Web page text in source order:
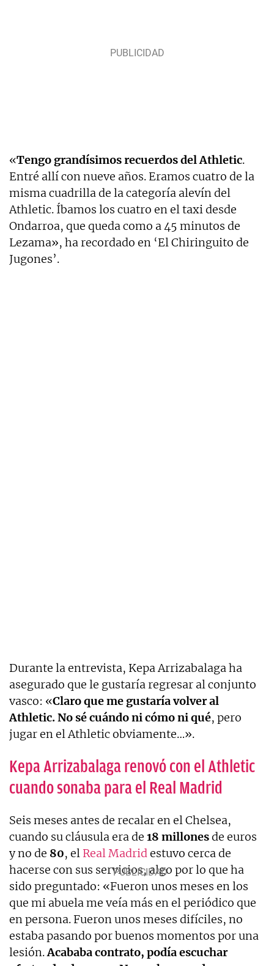
«Tengo grandísimos recuerdos del Athletic.
Entré allí con nueve años. Eramos cuatro de la
misma cuadrilla de la categoría alevín del
Athletic. Íbamos los cuatro en el taxi desde
Ondarroa, que queda como a 45 minutos de
Lezama», ha recordado en ‘El Chiringuito de
Jugones’.
Durante la entrevista, Kepa Arrizabalaga ha
asegurado que le gustaría regresar al conjunto
vasco: «Claro que me gustaría volver al
Athletic. No sé cuándo ni cómo ni qué, pero
jugar en el Athletic obviamente…».
Kepa Arrizabalaga renovó con el Athletic
cuando sonaba para el Real Madrid
Seis meses antes de recalar en el Chelsea,
cuando su cláusula era de 18 millonesde euros
y no de 80, el Real Madridestuvo cerca de
hacerse con sus servicios, algo por lo que ha
sido preguntado: «Fueron unos meses en los
que mi abuela me veía más en el periódico que
en persona. Fueron unos meses difíciles, no
estaba pasando por buenos momentos por una
lesión.Acababa contrato, podía escuchar